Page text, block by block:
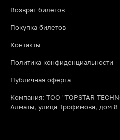
Возврат билетов
Покупка билетов
Контакты
Политика конфиденциальности
Публичная оферта
Компания: ТОО "TOPSTAR
Алматы, улица Трофимова, дом